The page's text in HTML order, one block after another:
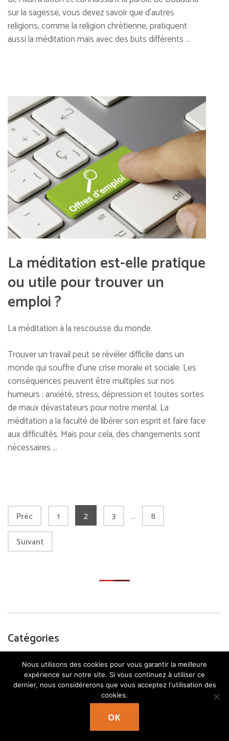
sur la sagesse, vous devez savoir que d’autres
religions, comme la religion chrétienne, pratiquent
aussi la méditation mais avec des buts différents …
La méditation est-elle pratique
ou utile pour trouver un
emploi ?
La méditation à la rescousse du monde.
Trouver un travail peut se révéler difficile dans un
monde qui souffre d’une crise morale et sociale. Les
conséquences peuvent être multiples sur nos
humeurs : anxiété, stress, dépression et toutes sortes
de maux dévastateurs pour notre mental. La
méditation a la faculté de libérer son esprit et faire face
aux difficultés. Mais pour cela, des changements sont
nécessaires …
Pagination
des
publications
Préc Page
1 Page
2 Page
3 … Page
8
Suivant
Catégories
Apprendre la méditation
Chakra
Commencer la méditation
Nous utilisons des cookies pour vous garantir la meilleure
expérience sur notre site. Si vous continuez à utiliser ce
dernier, nous considérerons que vous acceptez l'utilisation des
cookies.
OK